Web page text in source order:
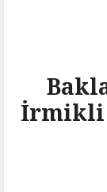
İrmikli